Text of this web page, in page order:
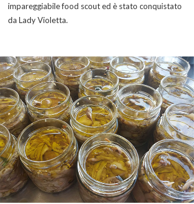
impareggiabile food scout ed è stato conquistato
da Lady Violetta.